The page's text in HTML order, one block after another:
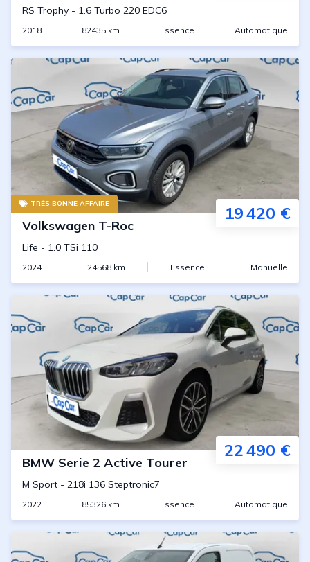
RS Trophy - 1.6 Turbo 220 EDC6
2018 82435 km Essence Automatique
TRÈS BONNE AFFAIRE 19 420 €
Volkswagen T-Roc
Life - 1.0 TSi 110
2024 24568km Essence Manuelle
22 490 €
BMW Serie 2 Active Tourer
M Sport - 218i 136 Steptronic7
2022 85326 km Essence Automatique